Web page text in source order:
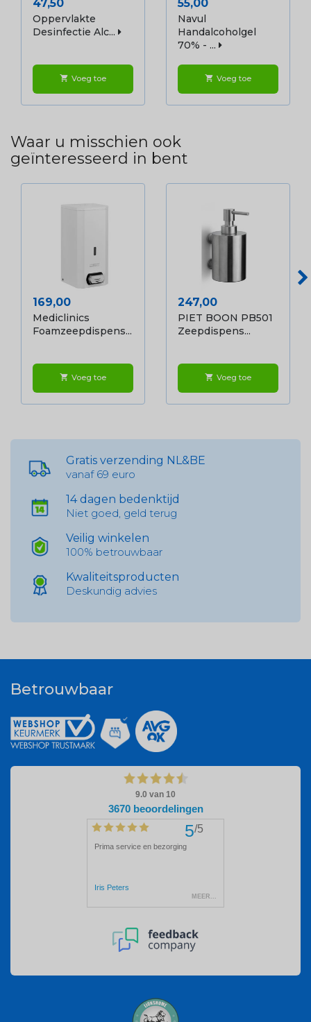
47,50
Oppervlakte
Desinfectie Alc...
shopping_cart Voeg toe
55,00
Navul
Handalcoholgel
70% - ...
shopping_cart Voeg toe
Waar u misschien ook
geïnteresseerd in bent
Prijs
169,00
Mediclinics
Foamzeepdispens...
shopping_cart Voeg toe
Prijs
247,00
PIET BOON PB501
Zeepdispens...
shopping_cart Voeg toe
Gratis verzending NL&BE
vanaf 69 euro
14 dagen bedenktijd
Niet goed, geld terug
Veilig winkelen
100% betrouwbaar
Kwaliteitsproducten
Deskundig advies
Betrouwbaar